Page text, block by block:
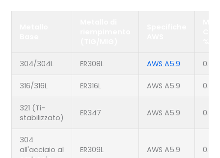
304/304L ER308L AWS A5.9
316/316L ER316L AWS A5.9
321 (Ti-
stabilizzato)
ER347 AWS A5.9
304
all'acciaio al
ER309L AWS A5.9